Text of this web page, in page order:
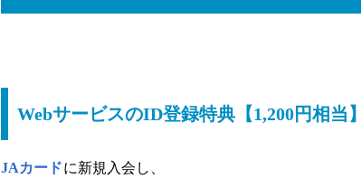
WebサービスのID登録特典【1,200円相当】
JAカードに新規入会し、